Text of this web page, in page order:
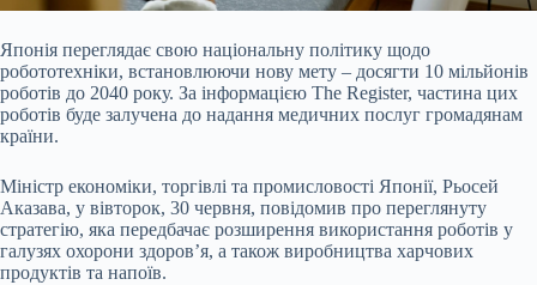
Японія переглядає свою національну політику щодо
робототехніки, встановлюючи нову мету – досягти 10 мільйонів
роботів до 2040 року. За інформацією The Register, частина цих
роботів буде залучена до надання медичних послуг громадянам
країни.
Міністр економіки, торгівлі та промисловості Японії, Рьосей
Аказава, у вівторок, 30 червня, повідомив про переглянуту
стратегію, яка передбачає розширення використання роботів у
галузях охорони здоров’я, а також виробництва харчових
продуктів та напоїв.